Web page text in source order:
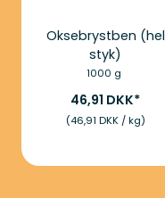
Oksebrystben (hel
styk)
1000 g
46,91 DKK
(46,91 DKK / kg)